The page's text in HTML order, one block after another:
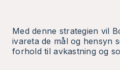
Med denne strategien vil
ivareta de mål og hensyn
forhold til avkastning og